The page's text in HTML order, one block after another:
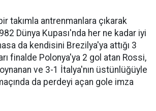
takımla antrenmanlara çıkarak
Dünya Kupası'nda her ne kadar iyi
da kendisini Brezilya'ya attığı 3
finalde Polonya'ya 2 gol atan Rossi,
ve 3-1 İtalya'nın üstünlüğüyle
da perdeyi açan gole imza